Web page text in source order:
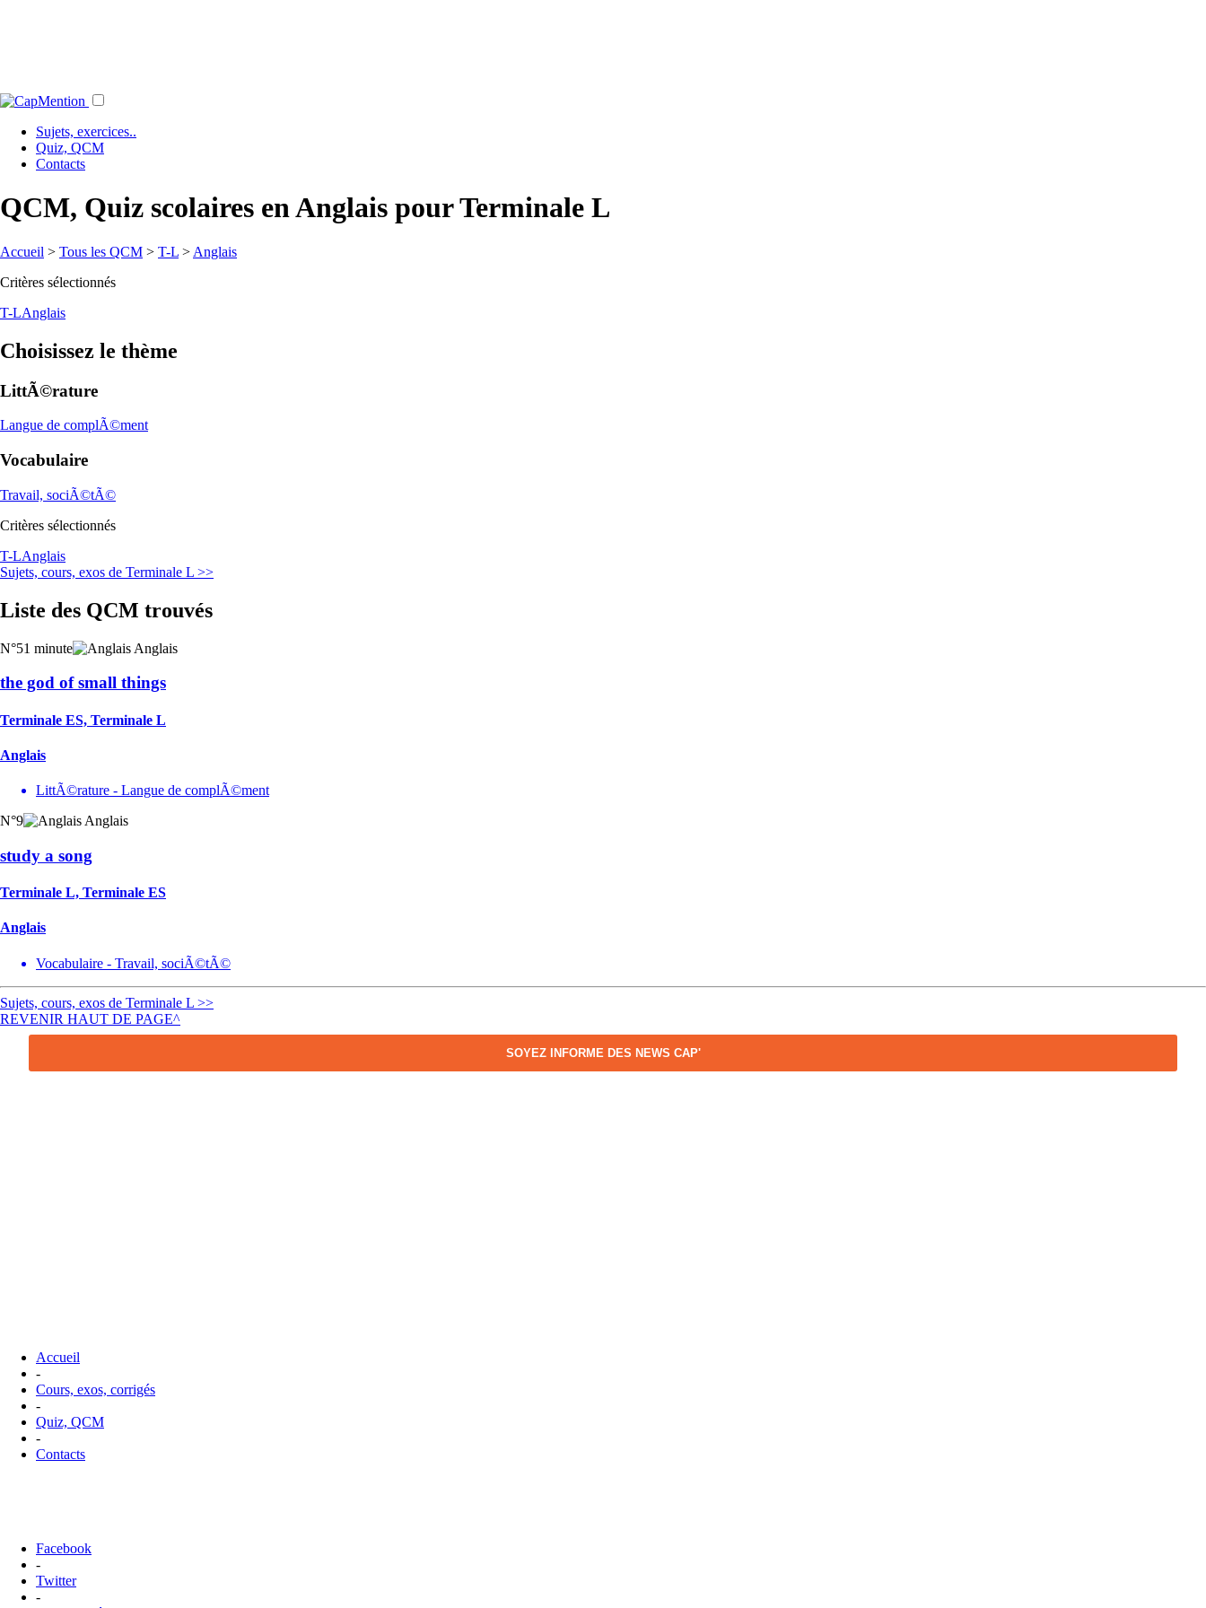
Sujets, exercices..
Quiz, QCM
Contacts
QCM, Quiz scolaires en Anglais pour Terminale L
Accueil > Tous les QCM > T-L > Anglais
Critères sélectionnés
T-LAnglais
Choisissez le thème
LittÃ©rature
Langue de complÃ©ment
Vocabulaire
Travail, sociÃ©tÃ©
Critères sélectionnés
T-LAnglais
Sujets, cours, exos de Terminale L >>
Liste des QCM trouvés
N°51 minute Anglais
the god of small things
Terminale ES, Terminale L
Anglais
LittÃ©rature - Langue de complÃ©ment
N°9
Anglais
study a song
Terminale L, Terminale ES
Anglais
Vocabulaire - Travail, sociÃ©tÃ©
Sujets, cours, exos de Terminale L >>
REVENIR HAUT DE PAGE^
SOYEZ INFORME DES NEWS CAP'
Accueil
-
Cours, exos, corrigés
-
Quiz, QCM
-
Contacts
Facebook
-
Twitter
-